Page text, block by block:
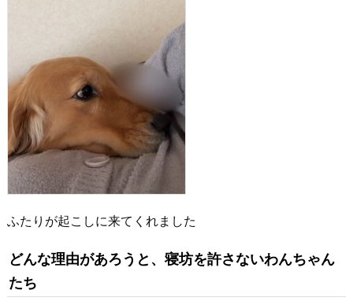
ふたりが起こしに来てくれました
どんな理由があろうと、寝坊を許さないわんちゃん
たち